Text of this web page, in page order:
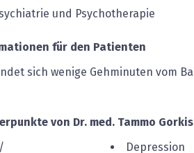
und Psychotherapie
für den Patienten
sich wenige Gehminuten vom
von Dr. med. Tammo
Depression